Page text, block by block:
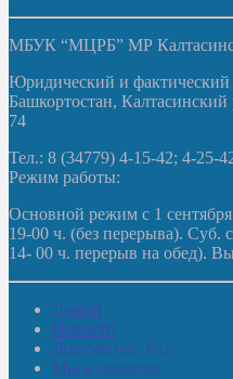
МБУК “МЦРБ” МР
Юридический и фактический
Башкортостан,
74
Тел.: 8 (34779) 4-15-42; 4-25-
Режим работы:
Основной режим с 1
19-00 ч. (без перерыва). Суб.
14- 00 ч. перерыв на обед).
Домой
Новости
Документы. Все
Мы в соцсетях